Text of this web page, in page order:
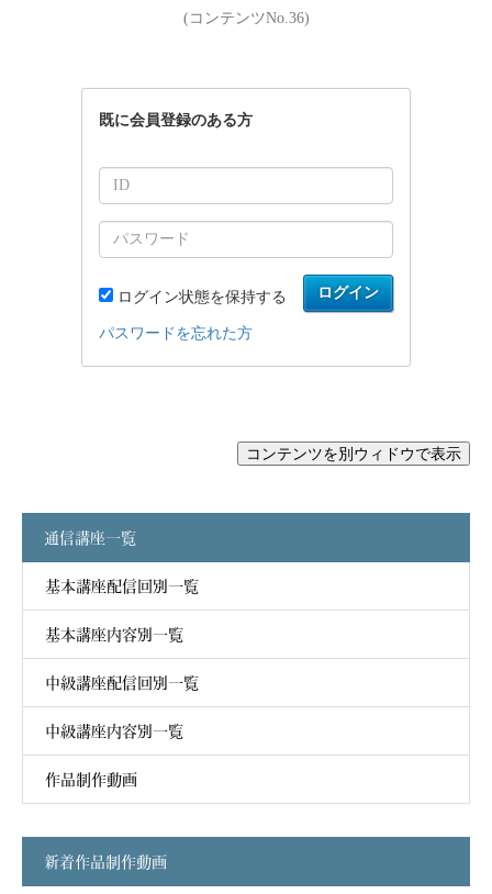
通信講座一覧
基本講座配信回別一覧
基本講座内容別一覧
中級講座配信回別一覧
中級講座内容別一覧
作品制作動画
新着作品制作動画